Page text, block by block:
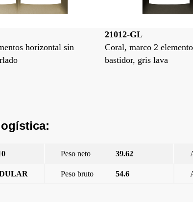
horizontal sin
21012-GS
Coral, marco 2
bastidor, gris sombra
Peso neto 39.62
Peso bruto 54.6